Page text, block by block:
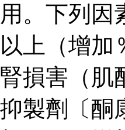
用。下列因
以上（增加
腎損害（肌
抑製劑〔酮